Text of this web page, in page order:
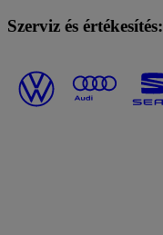
Szerviz és értékesítés: